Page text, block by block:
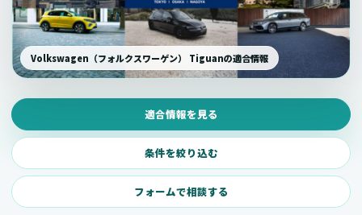
適合情報を見る
条件を絞り込む
フォームで相談する
Volkswagen（フォルクスワーゲン） Tiguanの適合情報